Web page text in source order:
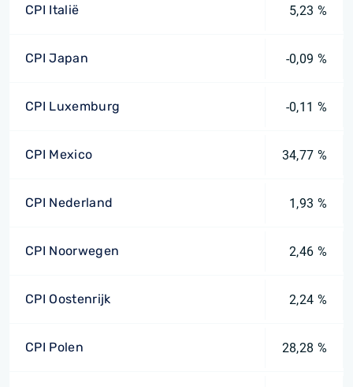
CPI Italië 5,23 %
CPI Japan -0,09 %
CPI Luxemburg -0,11 %
CPI Mexico 34,77 %
CPI Nederland 1,93 %
CPI Noorwegen 2,46 %
CPI Oostenrijk 2,24 %
CPI Polen 28,28 %